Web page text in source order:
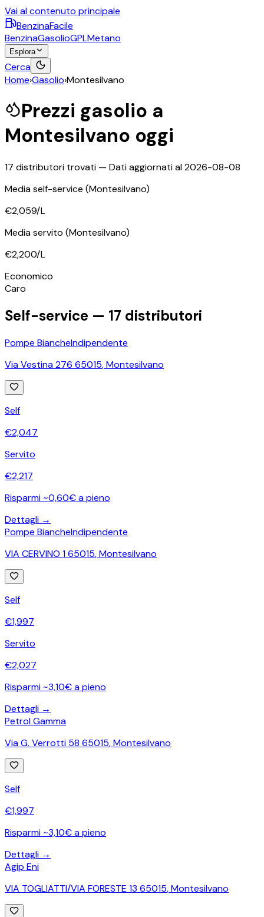
Vai al contenuto principale
BenzinaFacile
BenzinaGasolioGPLMetano
Esplora
Cerca
Home›Gasolio›Montesilvano
Prezzi gasolio a
Montesilvano oggi
17 distributori trovati — Dati aggiornati al2026-08-08
Media self-service (Montesilvano)
€2,059/L
Media servito (Montesilvano)
€2,200/L
Economico
Caro
Self-service — 17 distributori
Pompe BiancheIndipendente
Via Vestina 276 65015,Montesilvano
Self
€2,047
Servito
€2,217
Risparmi ~0,60€ a pieno
Dettagli →
Pompe BiancheIndipendente
VIA CERVINO 1 65015,Montesilvano
Self
€1,997
Servito
€2,027
Risparmi ~3,10€ a pieno
Dettagli →
Petrol Gamma
Via G. Verrotti 58 65015,Montesilvano
Self
€1,997
Risparmi ~3,10€ a pieno
Dettagli →
Agip Eni
VIA TOGLIATTI/VIA FORESTE 13 65015,Montesilvano